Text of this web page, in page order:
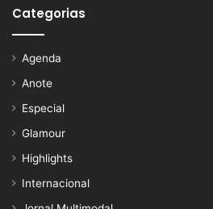
Categorias
Agenda
Anote
Especial
Glamour
Highlights
Internacional